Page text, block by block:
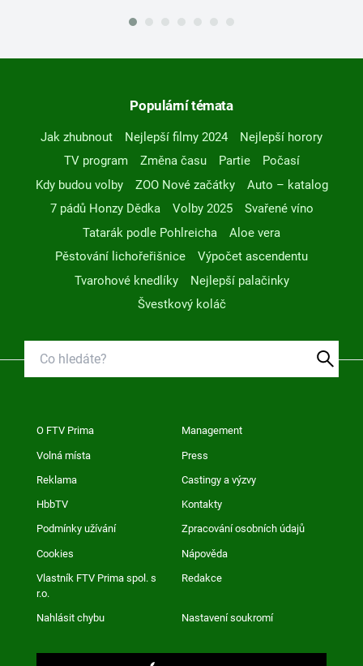
Populární témata
Jak zhubnout Nejlepší filmy 2024
Nejlepší horory
TV program
Změna času Partie
Počasí
Kdy budou volby
ZOO Nové začátky
Auto – katalog
7 pádů Honzy Dědka
Volby 2025
Svařené víno
Tatarák podle Pohlreicha
Aloe vera
Pěstování lichořeřišnice
Výpočet ascendentu
Tvarohové knedlíky
Nejlepší palačinky
Švestkový koláč
O FTV Prima Management
Volná místa Press
Reklama Castingy a výzvy
HbbTV Kontakty
Podmínky užívání Zpracování osobních údajů
Cookies Nápověda
Vlastník FTV Prima spol. s
r.o.
Redakce
Nahlásit chybu Nastavení soukromí